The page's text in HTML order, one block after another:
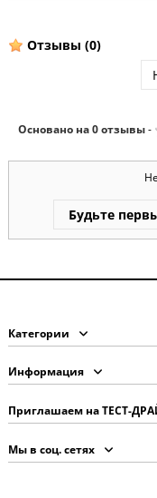
Отзывы (0)
Основано на0отзывы-
Будьте
Категории
Информация
Приглашаем на ТЕСТ-
Мы в соц. сетях